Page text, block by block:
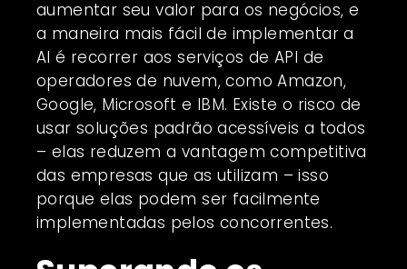
aumentar seu valor para os negócios, e
a maneira mais fácil de implementar a
AI é recorrer aos serviços de API de
operadores de nuvem, como Amazon,
Google, Microsoft e IBM. Existe o risco de
usar soluções padrão acessíveis a todos
– elas reduzem a vantagem competitiva
das empresas que as utilizam – isso
porque elas podem ser facilmente
implementadas pelos concorrentes.